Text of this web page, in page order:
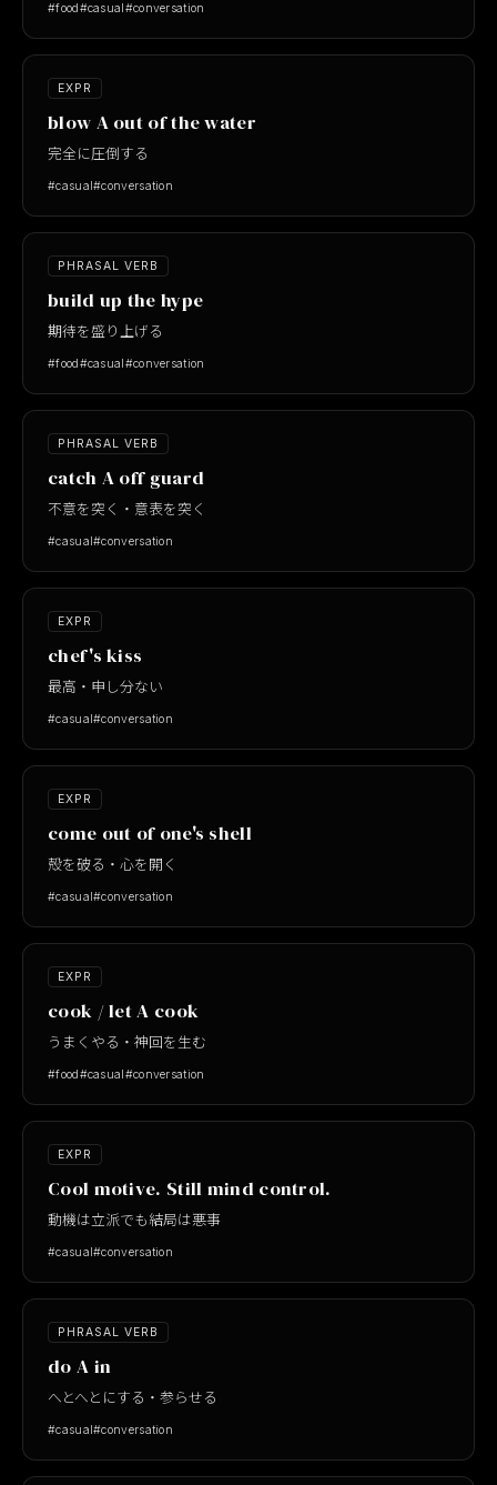
#food#casual#conversation
EXPR
blow A out of the water
完全に圧倒する
#casual#conversation
PHRASAL VERB
build up the hype
期待を盛り上げる
#food#casual#conversation
PHRASAL VERB
catch A off guard
不意を突く・意表を突く
#casual#conversation
EXPR
chef's kiss
最高・申し分ない
#casual#conversation
EXPR
come out of one's shell
殻を破る・心を開く
#casual#conversation
EXPR
cook / let A cook
うまくやる・神回を生む
#food#casual#conversation
EXPR
Cool motive. Still mind control.
動機は立派でも結局は悪事
#casual#conversation
PHRASAL VERB
do A in
へとへとにする・参らせる
#casual#conversation